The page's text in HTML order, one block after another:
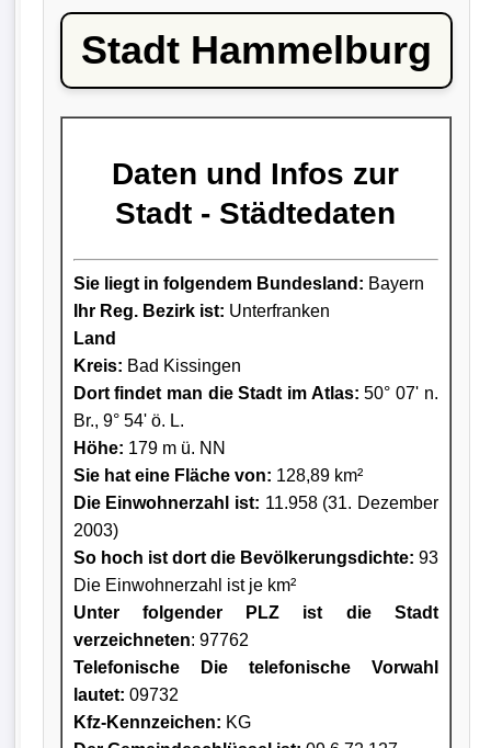
Stadt Hammelburg
Daten und Infos zur
Stadt - Städtedaten
Sie liegt in folgendem Bundesland: Bayern
Ihr Reg. Bezirk ist: Unterfranken
Land
Kreis: Bad Kissingen
Dort findet man die Stadt im Atlas: 50° 07' n.
Br., 9° 54' ö. L.
Höhe: 179 m ü. NN
Sie hat eine Fläche von: 128,89 km²
Die Einwohnerzahl ist: 11.958 (31. Dezember
2003)
So hoch ist dort die Bevölkerungsdichte: 93
Die Einwohnerzahl ist je km²
Unter folgender PLZ ist die Stadt
verzeichneten: 97762
Telefonische Die telefonische Vorwahl
lautet: 09732
Kfz-Kennzeichen: KG